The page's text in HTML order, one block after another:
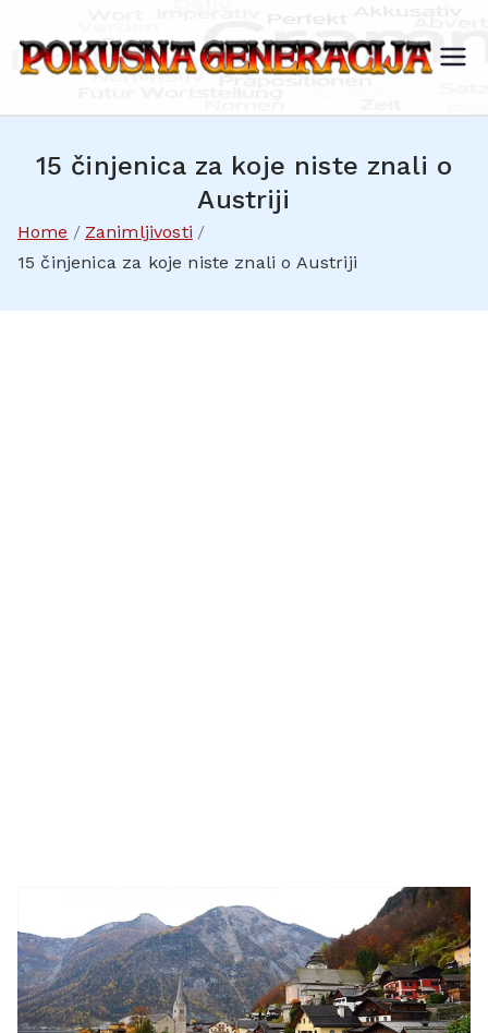
content
Po
a
Vom
zum
15 činjenica za koje niste znali o
Austriji
Home
Zanimljivosti
15 činjenica za koje niste znali o Austriji